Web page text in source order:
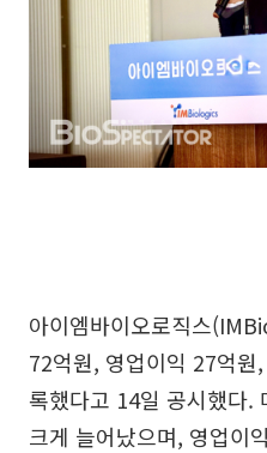
아이엠바이오로직스
72억원, 영업이익 27억
록했다고 14일 공시했다.
크게 늘어났으며, 영업이